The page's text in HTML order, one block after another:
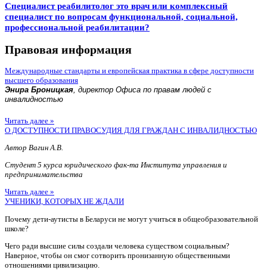
Специалист реабилитолог это врач или комплексный
специалист по вопросам функциональной, социальной,
профессиональной реабилитации?
Правовая информация
Международные стандарты и европейская практика в сфере доступности
высшего образования
Энира Броницкая, директор Офиса по правам людей с
инвалидностью
Читать далее »
О ДОСТУПНОСТИ ПРАВОСУДИЯ ДЛЯ ГРАЖДАН С ИНВАЛИДНОСТЬЮ
Автор Вагин А.В.
Студент 5 курса юридического фак-та Института управления и
предпринимательства
Читать далее »
УЧЕНИКИ, КОТОРЫХ НЕ ЖДАЛИ
Почему дети-аутисты в Беларуси не могут учиться в общеобразовательной
школе?
Чего ради высшие силы создали человека существом социальным?
Наверное, чтобы он смог сотворить пронизанную общественными
отношениями цивилизацию.